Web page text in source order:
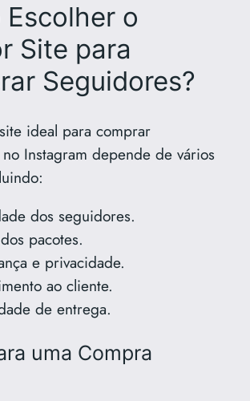
Escolher o
Site para
Seguidores?
ideal para comprar
Instagram depende de vários
dos seguidores.
pacotes.
e privacidade.
ao cliente.
de entrega.
uma Compra